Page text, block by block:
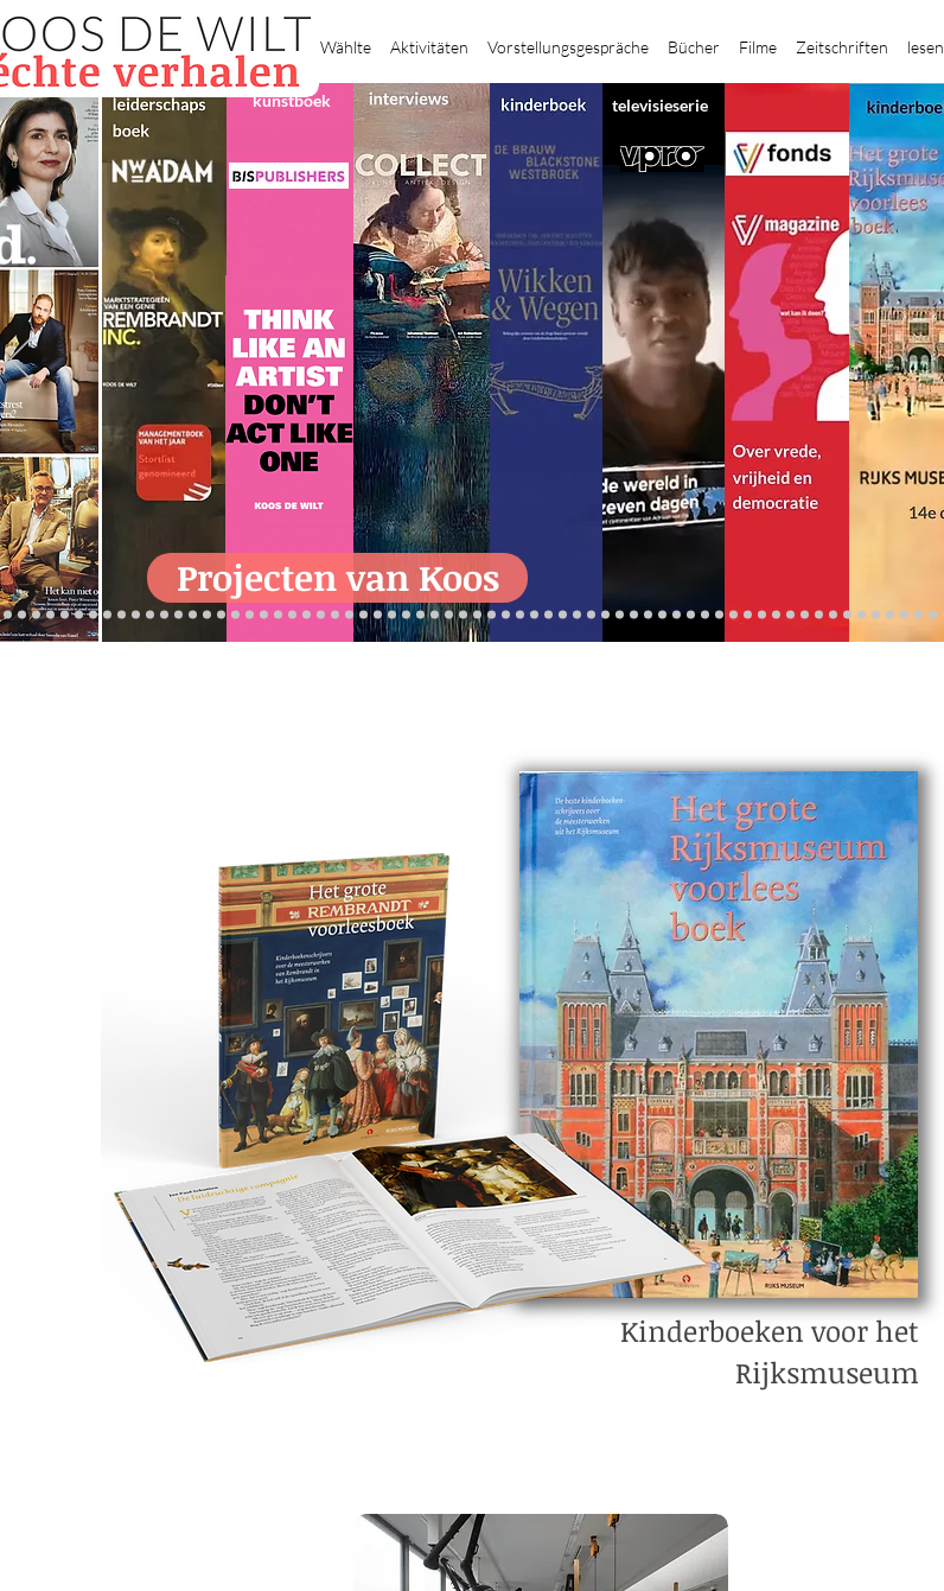
Heim Wählte Aktivitäten Vorstellungsgespräche Bücher Filme Zeitschriften lesen
kunstboek televisieserie
Projecten van Koos
Kinderboeken voor het
Rijksmuseum